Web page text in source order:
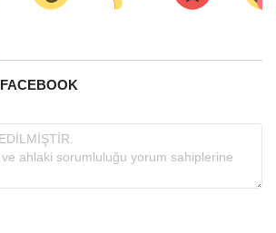
FACEBOOK